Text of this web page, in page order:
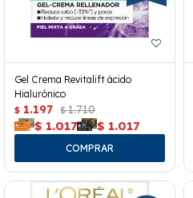
Gel Crema Revitalift ácido
Hialurónico
$ 1.197 $ 1.710
$ 1.017 $ 1.017